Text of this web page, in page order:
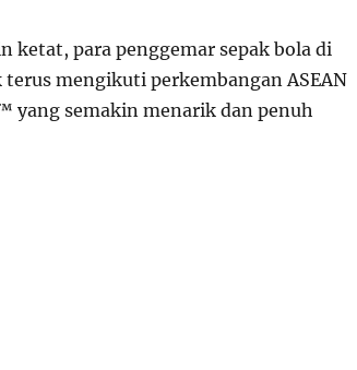
ketat, para penggemar sepak bola di
mengikuti perkembangan ASEAN
yang semakin menarik dan penuh